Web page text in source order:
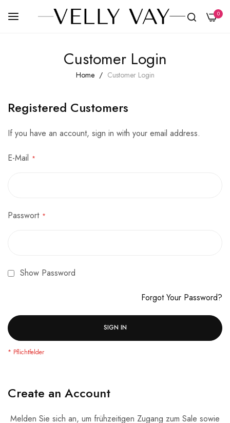
0
Customer Login
Home Customer Login
Registered Customers
If you have an account, sign in with your email address.
E-Mail
Passwort
Show Password
SIGN IN
Forgot Your Password?
Create an Account
Melden Sie sich an, um frühzeitigen Zugang zum Sale sowie